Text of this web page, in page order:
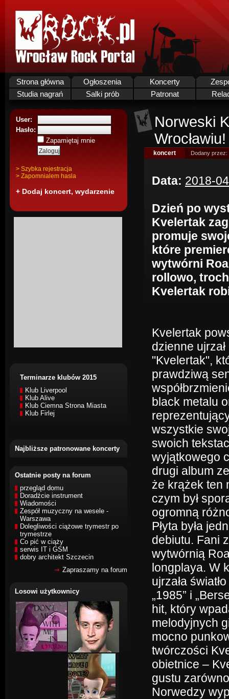
Strona główna Ogłoszenia Koncerty
Studia nagrań
Salki prób Patronat
User:
Hasło:
Zapamiętaj mnie
> Szybka rejestracja
> Zapomnialem hasla
+ Dodaj koncert, wydarzenie
Terminarze klubów 2015
Klub Liverpool
Klub Alive
Klub Ciemna Strona Miasta
Klub Firlej
Najbliższe patronowane koncerty
Ostatnie posty na forum
przegląd domu
Doradźcie instrument
Wiadomości
Zespół muzyczny na wesele -
Warszawa
Dolegliwości ciążowe trymestr po
trymestrze
Co pić w ciąży
serwis IT i GSM
dobry architekt Szczecin
Zapraszamy na forum
Losowi użytkownicy
Norweski
Wrocławiu!
koncert Dodany przez:
Data: 2018-
Dzień po
Kvelertak
promuje
które
wytwórni
rollowo,
Kvelertak
Kvelertak
dzienne
"Kvelertak",
prawdziwą
black metalu
wszystkie
swoich
wyjątkowego
drugi album
że krążek ten
czym był
ogromną
Płyta była
debiutu. Fani
wytwórnią
longplaya. W
ujrzała
„1985” i
hit, który
melodyjnych
mocno
twórczości
obietnice –
gustu
Norwedzy